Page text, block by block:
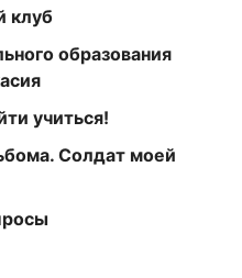
клуб
образования
учиться!
Солдат моей